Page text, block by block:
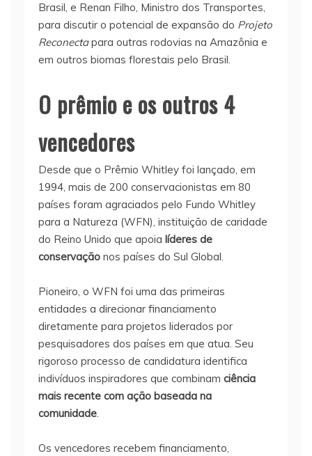
Brasil, e Renan Filho, Ministro dos Transportes,
para discutir o potencial de expansão do Projeto
Reconectapara outras rodovias na Amazônia e
em outros biomas florestais pelo Brasil.
O prêmio e os outros 4
vencedores
Desde que o Prêmio Whitley foi lançado, em
1994, mais de 200 conservacionistas em 80
países foram agraciados pelo Fundo Whitley
para a Natureza (WFN), instituição de caridade
do Reino Unido que apoia líderes de
conservação nos países do Sul Global.
Pioneiro, o WFN foi uma das primeiras
entidades a direcionar financiamento
diretamente para projetos liderados por
pesquisadores dos países em que atua. Seu
rigoroso processo de candidatura identifica
indivíduos inspiradores que combinam ciência
mais recente com ação baseada na
comunidade.
Os vencedores recebem financiamento,